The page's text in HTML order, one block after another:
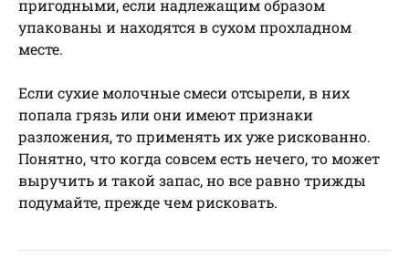
пригодными, если надлежащим образом
упакованы и находятся в сухом прохладном
месте.
Если сухие молочные смеси отсырели, в них
попала грязь или они имеют признаки
разложения, то применять их уже рискованно.
Понятно, что когда совсем есть нечего, то может
выручить и такой запас, но все равно трижды
подумайте, прежде чем рисковать.